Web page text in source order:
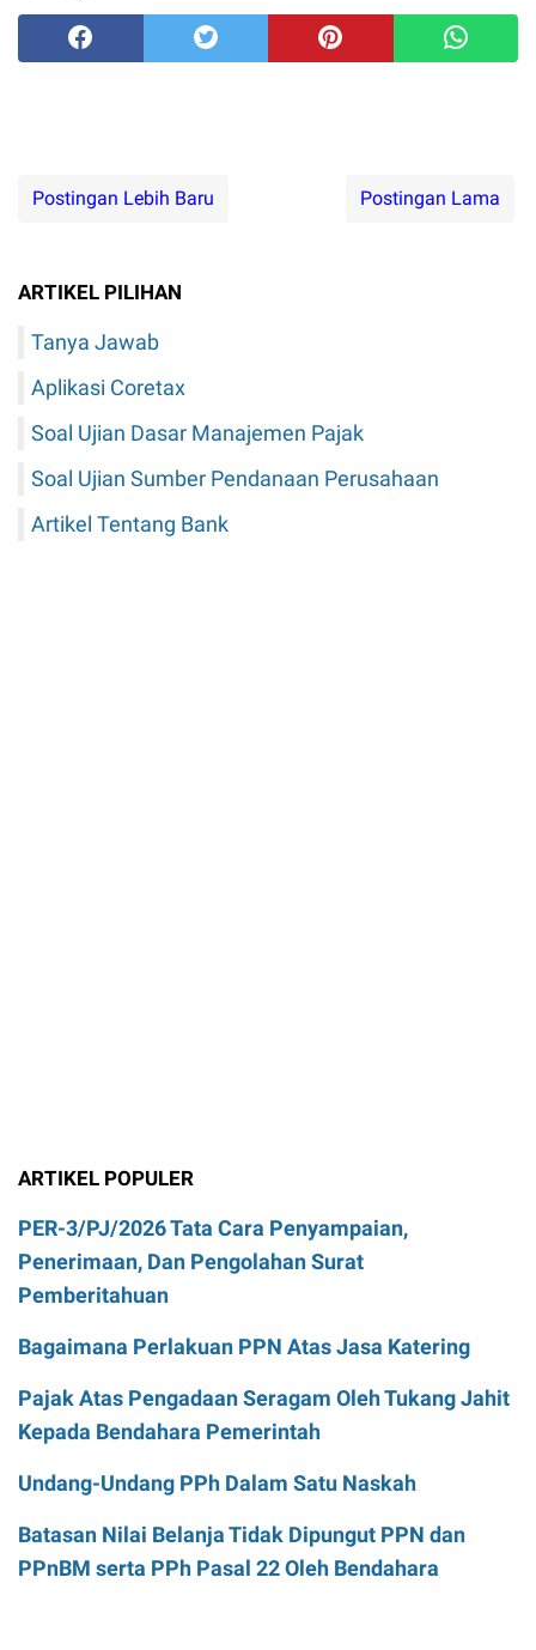
Postingan Lebih Baru Postingan Lama
ARTIKEL PILIHAN
Tanya Jawab
Aplikasi Coretax
Soal Ujian Dasar Manajemen Pajak
Soal Ujian Sumber Pendanaan Perusahaan
Artikel Tentang Bank
ARTIKEL POPULER
PER-3/PJ/2026 Tata Cara Penyampaian,
Penerimaan, Dan Pengolahan Surat
Pemberitahuan
Bagaimana Perlakuan PPN Atas Jasa Katering
Pajak Atas Pengadaan Seragam Oleh Tukang Jahit
Kepada Bendahara Pemerintah
Undang-Undang PPh Dalam Satu Naskah
Batasan Nilai Belanja Tidak Dipungut PPN dan
PPnBM serta PPh Pasal 22 Oleh Bendahara